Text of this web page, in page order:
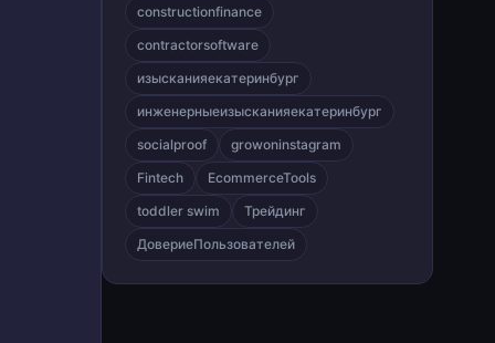
constructionfinance
contractorsoftware
изысканияекатеринбург
инженерныеизысканияекатеринбург
socialproof
growoninstagram
Fintech
EcommerceTools
toddler swim
Трейдинг
ДовериеПользователей